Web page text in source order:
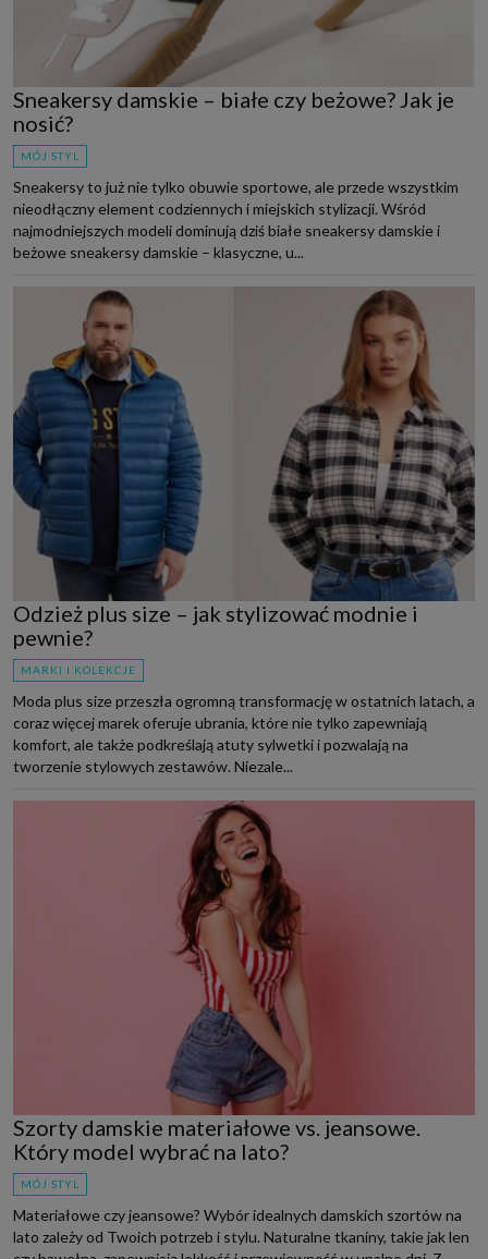
Sneakersy damskie – białe czy beżowe? Jak je
nosić?
MÓJ STYL
Sneakersy to już nie tylko obuwie sportowe, ale przede wszystkim
nieodłączny element codziennych i miejskich stylizacji. Wśród
najmodniejszych modeli dominują dziś białe sneakersy damskie i
beżowe sneakersy damskie – klasyczne, u...
Odzież plus size – jak stylizować modnie i
pewnie?
MARKI I KOLEKCJE
Moda plus size przeszła ogromną transformację w ostatnich latach, a
coraz więcej marek oferuje ubrania, które nie tylko zapewniają
komfort, ale także podkreślają atuty sylwetki i pozwalają na
tworzenie stylowych zestawów. Niezale...
Szorty damskie materiałowe vs. jeansowe.
Który model wybrać na lato?
MÓJ STYL
Materiałowe czy jeansowe? Wybór idealnych damskich szortów na
lato zależy od Twoich potrzeb i stylu. Naturalne tkaniny, takie jak len